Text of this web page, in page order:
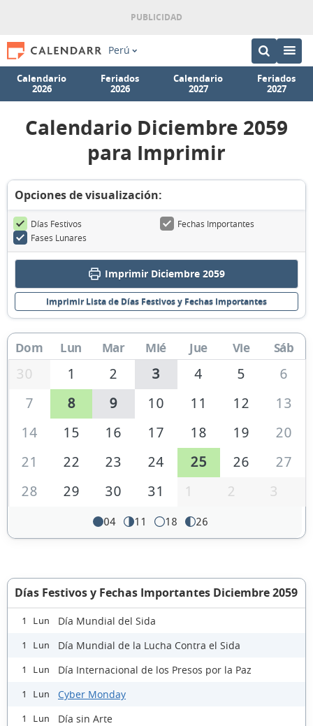
Perú
Calendario
2026
Feriados
2026
Calendario
2027
Feriados
2027
Calendario Diciembre 2059
para Imprimir
Opciones de visualización:
Días Festivos
Fechas Importantes
Fases Lunares
Imprimir Diciembre 2059
Imprimir Lista de Días Festivos y Fechas Importantes
Dom Lun Mar Mié Jue Vie Sáb
30 1 2 3 4 5
6
7
8 9 10 11 12
13
14
15 16 17 18 19
20
21
22 23 24 25 26
27
28
29 30 31 1 2 3
04 11 18 26
Días Festivos y Fechas Importantes Diciembre 2059
1 Lun Día Mundial del Sida
1 Lun Día Mundial de la Lucha Contra el Sida
1 Lun Día Internacional de los Presos por la Paz
1 Lun Cyber Monday
1 Lun Día sin Arte